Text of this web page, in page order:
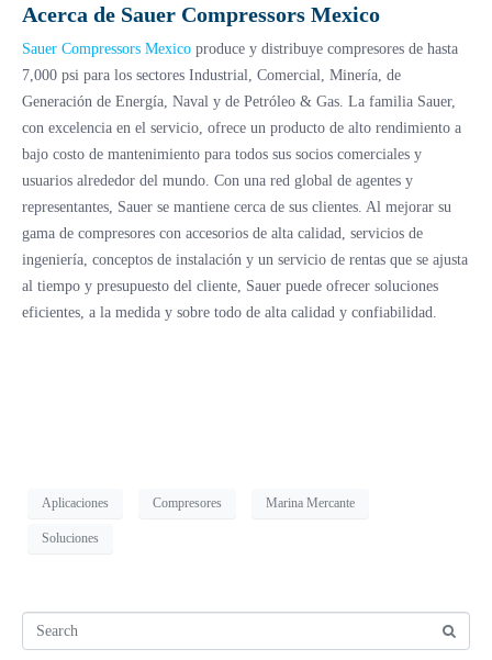
Acerca de Sauer Compressors Mexico
Sauer Compressors Mexico produce y distribuye compresores de hasta
7,000 psi para los sectores Industrial, Comercial, Minería, de
Generación de Energía, Naval y de Petróleo & Gas. La familia Sauer,
con excelencia en el servicio, ofrece un producto de alto rendimiento a
bajo costo de mantenimiento para todos sus socios comerciales y
usuarios alrededor del mundo. Con una red global de agentes y
representantes, Sauer se mantiene cerca de sus clientes. Al mejorar su
gama de compresores con accesorios de alta calidad, servicios de
ingeniería, conceptos de instalación y un servicio de rentas que se ajusta
al tiempo y presupuesto del cliente, Sauer puede ofrecer soluciones
eficientes, a la medida y sobre todo de alta calidad y confiabilidad.
Aplicaciones Compresores Marina Mercante
Soluciones